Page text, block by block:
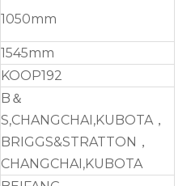
1050mm
1545mm
KOOP192
B＆
S,CHANGCHAI,KUBOTA，
BRIGGS&STRATTON，
CHANGCHAI,KUBOTA